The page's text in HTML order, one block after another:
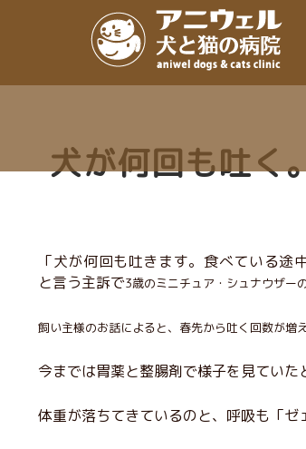
犬が何回も吐く
「犬が何回も吐きます。食べている途
と言う主訴で3歳のミニチュア・シュナウザー
飼い主様のお話によると、春先から吐く回数が増
今までは胃薬と整腸剤で様子を見ていた
体重が落ちてきているのと、呼吸も「ゼ